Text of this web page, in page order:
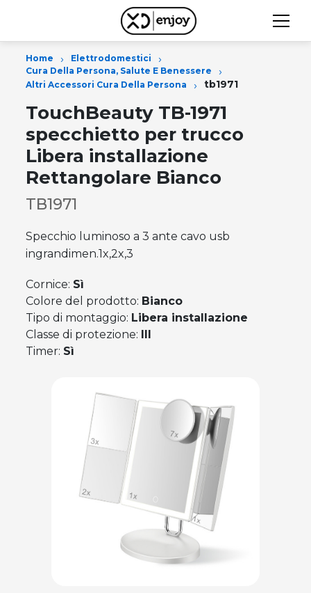
Home › Elettrodomestici ›
Cura Della Persona, Salute E Benessere ›
Altri Accessori Cura Della Persona › tb1971
TouchBeauty TB-1971
specchietto per trucco
Libera installazione
Rettangolare Bianco
TB1971
Specchio luminoso a 3 ante cavo usb
ingrandimen.1x,2x,3
Cornice: Sì
Colore del prodotto: Bianco
Tipo di montaggio: Libera installazione
Classe di protezione: III
Timer: Sì